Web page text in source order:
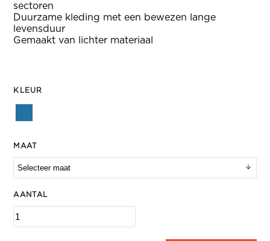
sectoren
Duurzame kleding met een bewezen lange
levensduur
Gemaakt van lichter materiaal
KLEUR
MAAT
AANTAL